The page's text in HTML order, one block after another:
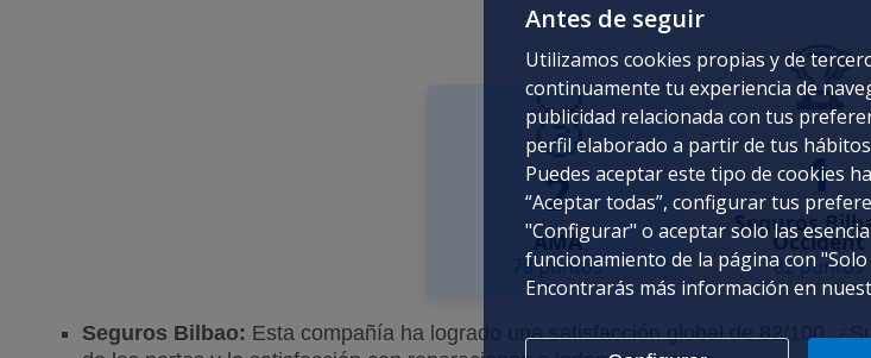
🥈
2
AMA
78 puntos
🏆
1
Seguros
Occident
82 puntos
Seguros Bilbao: Esta compañía ha logrado una satisfacción global de 82/100.
Antes de seguir
Utilizamos cookies propias y de
continuamente tu experiencia de
publicidad relacionada con tus
perfil elaborado a partir de tus
Puedes aceptar este tipo de cookies
“Aceptar todas”, configurar tus
"Configurar" o aceptar solo las
funcionamiento de la página con
Encontrarás más información en